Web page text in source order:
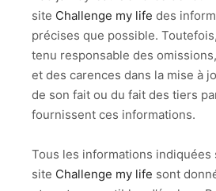
site Challenge my life des
précises que possible.
tenu responsable des
et des carences dans la mise à
de son fait ou du fait des tiers
fournissent ces informations.
Tous les informations indiquées
site Challenge my life sont